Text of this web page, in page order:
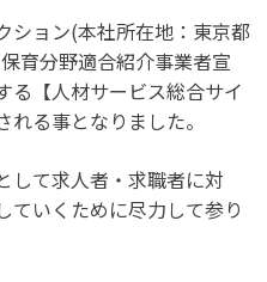
ション(本社所在地：東京都
育分野適合紹介事業者宣
る【人材サービス総合サイ
る事となりました。
して求人者・求職者に対
ていくために尽力して参り